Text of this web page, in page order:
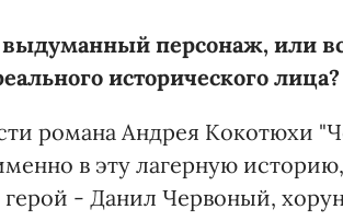
персонаж, или
исторического лица?
романа Андрея Кокотюхи
в эту лагерную
герой - Данил Червоный,